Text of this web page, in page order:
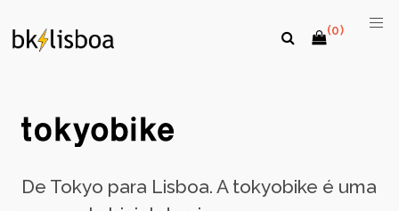
(0)
De Tokyo para Lisboa. A tokyobike é uma